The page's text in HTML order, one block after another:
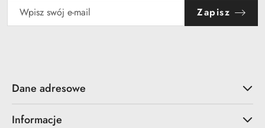
Zapisz
Dane adresowe
Informacje